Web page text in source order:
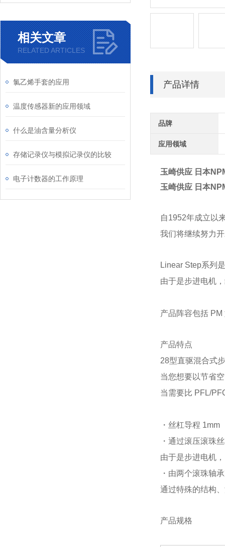
相关文章
RELATED ARTICLES
氯乙烯手套的应用
温度传感器新的应用领域
什么是油含量分析仪
存储记录仪与模拟记录仪的比较
电子计数器的工作原理
产品详情
品牌
应用领域
玉崎供应 日本
玉崎供应 日本
自1952年成立以
我们将继续努力
Linear Step系列
由于是步进电机
产品阵容包括
产品特点
28型直驱混合式
当您想要以节省
当需要比 PFL/
・丝杠导程 1mm
・通过滚压滚珠
由于是步进电机
・由两个滚珠轴
通过特殊的结构
产品规格